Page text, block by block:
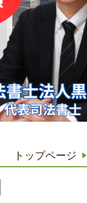
トップページ